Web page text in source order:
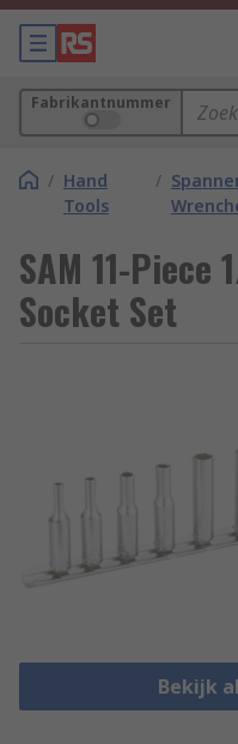
Fabrikantnummer
/ Hand
Tools
/
SAM 11-
Socket Set
Bekijk